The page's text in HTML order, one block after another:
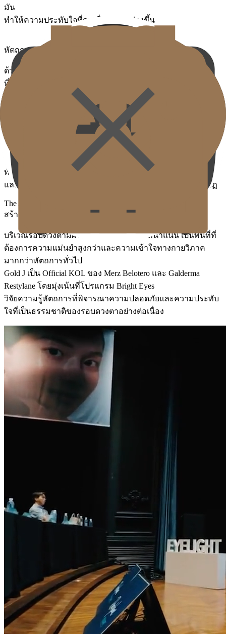
มัน
ทำให้ความประทับใจที่ดูเหนื่อยล้าดูสว่างขึ้น
หัตถการแม่นยำที่เหมาะที่สุดสำหรับผิวบางรอบดวงตา
ด้วยการออกแบบหัตถการที่ละเอียดอ่อน
ที่พิจารณาความหนาผิว ตำแหน่งหลอดเลือด โครงสร้างชั้นไข
ลดรอยช้ำและอาการบวมให้น้อยที่สุดและช่วยกลับไปใช้ชีวิต
เอฟเฟกต์ปรับปรุงความสว่างทันทีและเป็นธรรมชาติ
ทันทีหลังหัตถการ เงาบริเวณรอบดวงตาจางลง
และความสว่างที่เป็นธรรมชาติเหมือนเนื้อผิวจัดระเบียบปรากฏ
The Authority in Periorbital Correction
สร้างมาตรฐานของโปรแกรมแก้ไขรอบดวงตา
บริเวณรอบดวงตามีผิวบางและหลอดเลือดหนาแน่น เป็นพื้นที่ที่
ต้องการความแม่นยำสูงกว่าและความเข้าใจทางกายวิภาค
มากกว่าหัตถการทั่วไป
Gold J เป็น Official KOL ของ Merz Belotero และ Galderma
Restylane โดยมุ่งเน้นที่โปรแกรม Bright Eyes
วิจัยความรู้หัตถการที่พิจารณาความปลอดภัยและความประทับ
ใจที่เป็นธรรมชาติของรอบดวงตาอย่างต่อเนื่อง